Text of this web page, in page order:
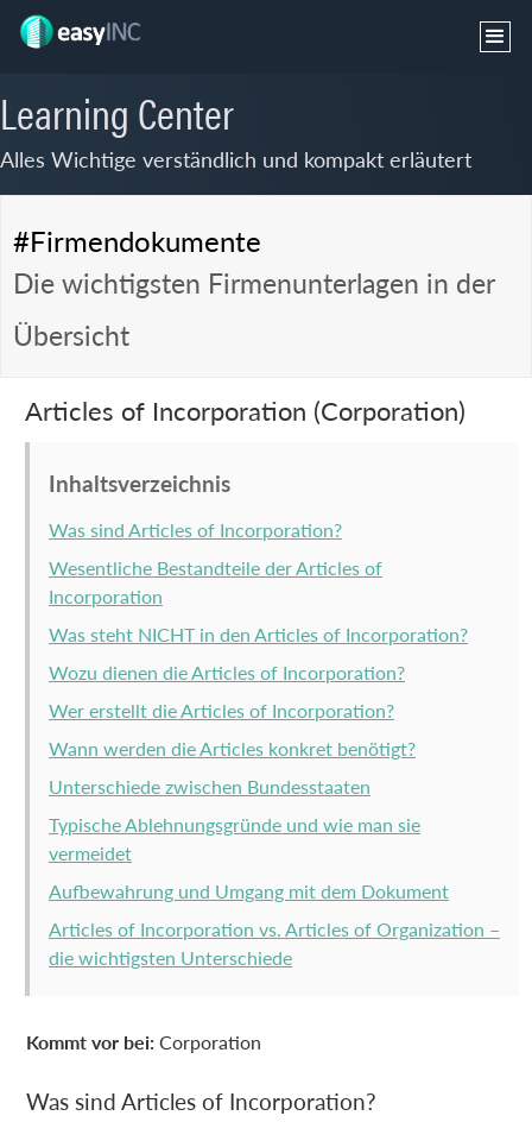
Learning Center
Alles Wichtige verständlich und kompakt erläutert
#Firmendokumente
Die wichtigsten Firmenunterlagen in der
Übersicht
Articles of Incorporation (Corporation)
Inhaltsverzeichnis
Was sind Articles of Incorporation?
Wesentliche Bestandteile der Articles of
Incorporation
Was steht NICHT in den Articles of Incorporation?
Wozu dienen die Articles of Incorporation?
Wer erstellt die Articles of Incorporation?
Wann werden die Articles konkret benötigt?
Unterschiede zwischen Bundesstaaten
Typische Ablehnungsgründe und wie man sie
vermeidet
Aufbewahrung und Umgang mit dem Dokument
Articles of Incorporation vs. Articles of Organization –
die wichtigsten Unterschiede
Kommt vor bei: Corporation
Was sind Articles of Incorporation?